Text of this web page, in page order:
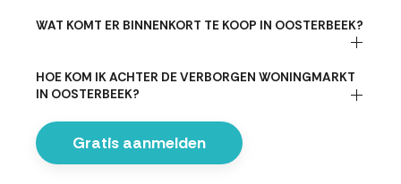
WAT KOMT ER BINNENKORT TE KOOP IN OOSTERBEEK?
HOE KOM IK ACHTER DE VERBORGEN WONINGMARKT
IN OOSTERBEEK?
Gratis aanmelden